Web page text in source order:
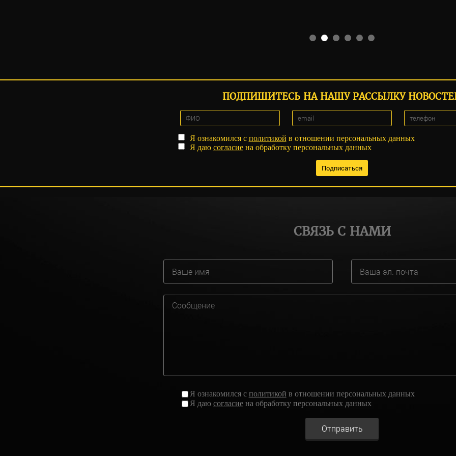
ПОДПИШИТЕСЬ НА НАШУ РАССЫЛКУ
Я ознакомился с политикой в отношении персональных данных
Я даю согласиена обработку персональных данных
СВЯЗЬ С НАМИ
Я ознакомился с политикой в отношении персональных данных
Я даю согласиена обработку персональных данных
Отправить